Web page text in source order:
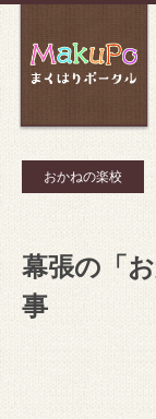
おかねの楽校
幕張の「
事